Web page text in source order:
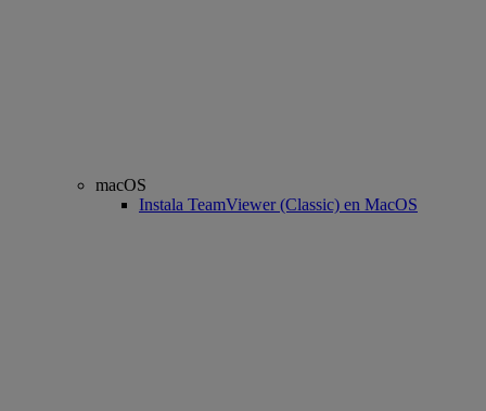
macOS
Instala TeamViewer (Classic) en MacOS